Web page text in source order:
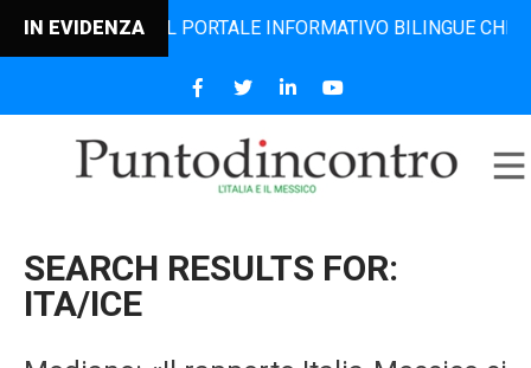
IN EVIDENZA
IL PORTALE INFORMATIVO BILINGUE CHE DAL 2006
SEARCH RESULTS FOR:
ITA/ICE